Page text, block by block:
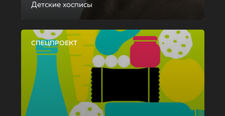
Детские хосписы
СПЕЦПРОЕКТ